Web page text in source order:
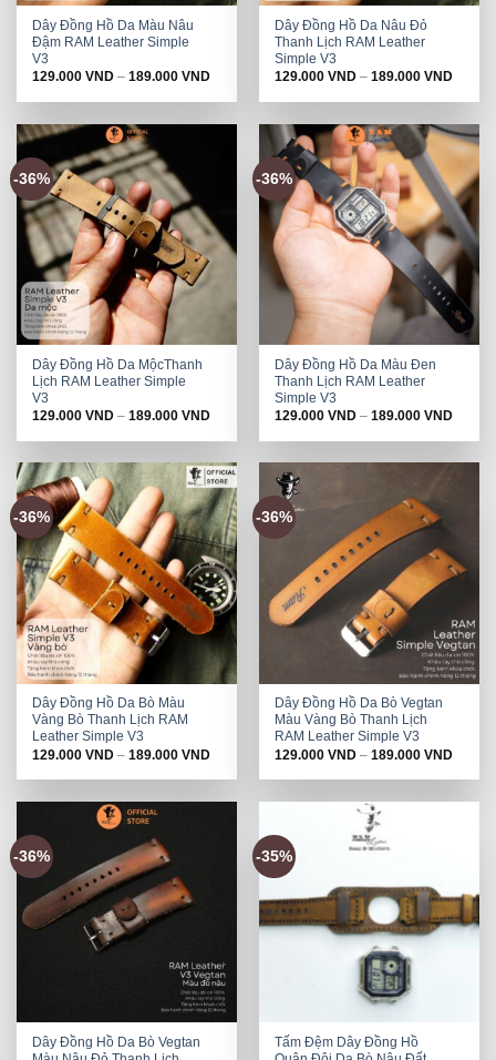
Dây Đồng Hồ Da Màu Nâu
Đậm RAM Leather Simple
V3
129.000VND –189.000VND
Dây Đồng Hồ Da Nâu Đỏ
Thanh Lịch RAM Leather
Simple V3
129.000VND –189.000VND
-36%
Dây Đồng Hồ Da MộcThanh
Lịch RAM Leather Simple
V3
129.000VND –189.000VND
-36%
Dây Đồng Hồ Da Màu Đen
Thanh Lịch RAM Leather
Simple V3
129.000VND –189.000VND
-36%
Dây Đồng Hồ Da Bò Màu
Vàng Bò Thanh Lịch RAM
Leather Simple V3
129.000VND –189.000VND
-36%
Dây Đồng Hồ Da Bò Vegtan
Màu Vàng Bò Thanh Lịch
RAM Leather Simple V3
129.000VND –189.000VND
-36%
Dây Đồng Hồ Da Bò Vegtan
-35%
Tấm Đệm Dây Đồng Hồ